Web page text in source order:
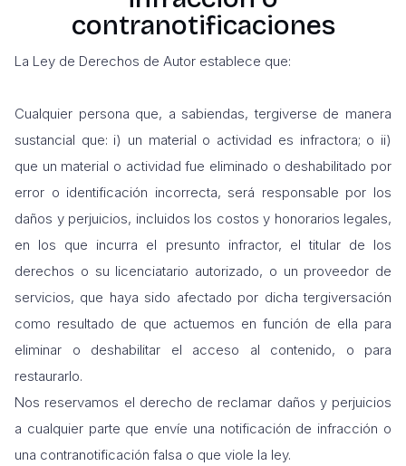
contranotificaciones
La Ley de Derechos de Autor establece que:
Cualquier persona que, a sabiendas, tergiverse de manera
sustancial que: i) un material o actividad es infractora; o ii)
que un material o actividad fue eliminado o deshabilitado por
error o identificación incorrecta, será responsable por los
daños y perjuicios, incluidos los costos y honorarios legales,
en los que incurra el presunto infractor, el titular de los
derechos o su licenciatario autorizado, o un proveedor de
servicios, que haya sido afectado por dicha tergiversación
como resultado de que actuemos en función de ella para
eliminar o deshabilitar el acceso al contenido, o para
restaurarlo.
Nos reservamos el derecho de reclamar daños y perjuicios
a cualquier parte que envíe una notificación de infracción o
una contranotificación falsa o que viole la ley.